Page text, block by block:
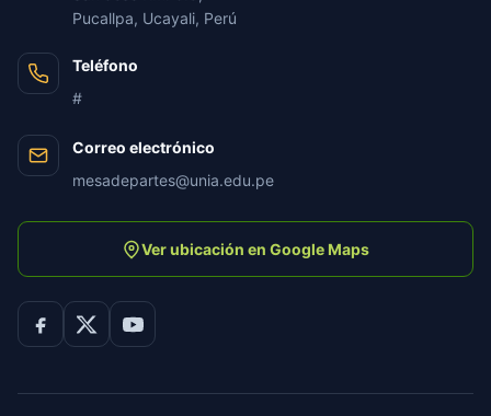
Pucallpa, Ucayali, Perú
Teléfono
#
Correo electrónico
mesadepartes@unia.edu.pe
Ver ubicación en Google Maps